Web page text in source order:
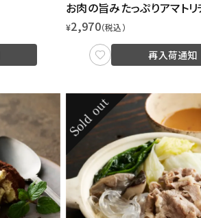
お肉の旨みたっぷりアマト
¥2,970（税込）
再入荷通知